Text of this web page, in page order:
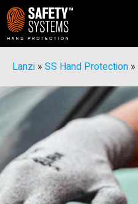
Lanzi » SS Hand Protection »